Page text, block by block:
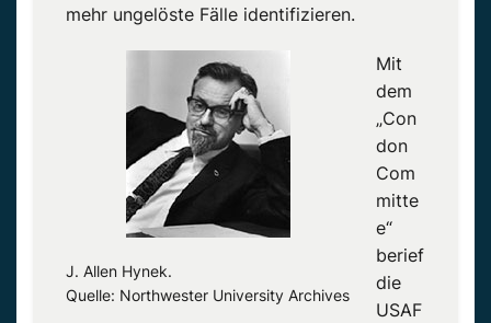
mehr ungelöste Fälle identifizieren.
J. Allen Hynek.
Quelle: Northwester University Archives
Mit
dem
„Con
don
Com
mitte
e“
berief
die
USAF